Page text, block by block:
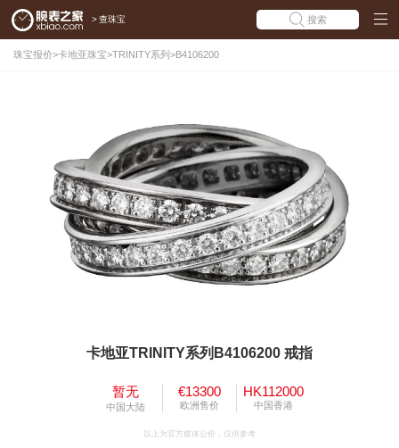
> 查珠宝 搜索
珠宝报价>卡地亚珠宝>TRINITY系列 >B4106200
卡地亚TRINITY系列B4106200 戒指
暂无
中国大陆
€13300
欧洲售价
HK112000
中国香港
以上为官方媒体公价，仅供参考